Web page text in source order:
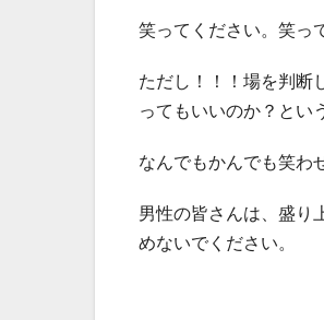
笑ってください。笑っ
ただし！！！場を判断
ってもいいのか？とい
なんでもかんでも笑わ
男性の皆さんは、盛り
めないでください。